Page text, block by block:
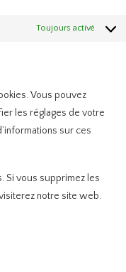
Toujours activé
Vous pouvez
les réglages de votre
sur ces
Si vous supprimez les
notre site web.